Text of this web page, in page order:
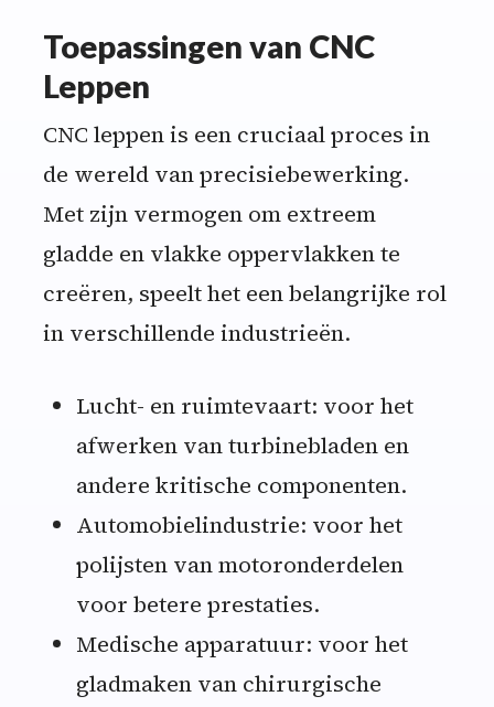
Toepassingen van CNC
Leppen
CNC leppen is een cruciaal proces in
de wereld van precisiebewerking.
Met zijn vermogen om extreem
gladde en vlakke oppervlakken te
creëren, speelt het een belangrijke rol
in verschillende industrieën.
Lucht- en ruimtevaart: voor het
afwerken van turbinebladen en
andere kritische componenten.
Automobielindustrie: voor het
polijsten van motoronderdelen
voor betere prestaties.
Medische apparatuur: voor het
gladmaken van chirurgische